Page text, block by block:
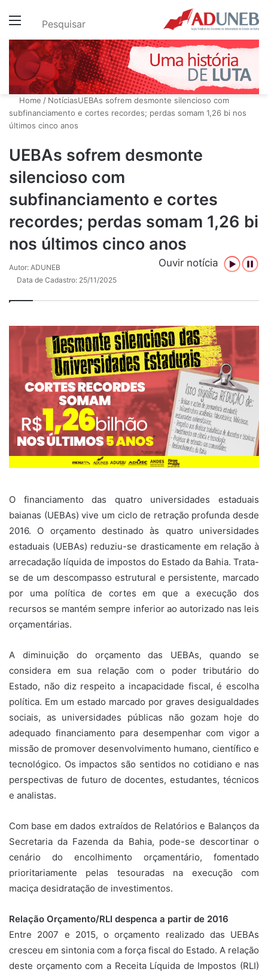
Menu Pesquisar
Home / NotíciasUEBAs sofrem desmonte silencioso com
subfinanciamento e cortes recordes; perdas somam 1,26 bi nos
últimos cinco anos
UEBAs sofrem desmonte
silencioso com
subfinanciamento e cortes
recordes; perdas somam 1,26 bi
nos últimos cinco anos
Ouvir notícia
Autor: ADUNEB
Data de Cadastro: 25/11/2025
O financiamento das quatro universidades estaduais
baianas (UEBAs) vive um ciclo de retração profunda desde
2016. O orçamento destinado às quatro universidades
estaduais (UEBAs) reduziu-se drasticamente em relação à
arrecadação líquida de impostos do Estado da Bahia. Trata-
se de um descompasso estrutural e persistente, marcado
por uma política de cortes em que a execução dos
recursos se mantém sempre inferior ao autorizado nas leis
orçamentárias.
A diminuição do orçamento das UEBAs, quando se
considera em sua relação com o poder tributário do
Estado, não diz respeito a incapacidade fiscal, é escolha
política. Em um estado marcado por graves desigualdades
sociais, as universidades públicas não gozam hoje do
adequado financiamento para desempenhar com vigor a
missão de promover desenvolvimento humano, científico e
tecnológico. Os impactos são sentidos no cotidiano e nas
perspectivas de futuro de docentes, estudantes, técnicos
e analistas.
Com base em dados extraídos de Relatórios e Balanços da
Secretaria da Fazenda da Bahia, pode-se descortinar o
cenário do encolhimento orçamentário, fomentado
prioritariamente pelas tesouradas na execução com
maciça desidratação de investimentos.
Relação Orçamento/RLI despenca a partir de 2016
Entre 2007 e 2015, o orçamento realizado das UEBAs
cresceu em sintonia com a força fiscal do Estado. A relação
deste orçamento com a Receita Líquida de Impostos (RLI)